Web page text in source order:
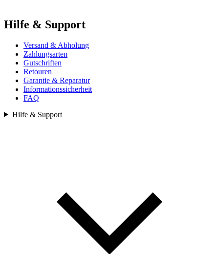
Hilfe & Support
Versand & Abholung
Zahlungsarten
Gutschriften
Retouren
Garantie & Reparatur
Informationssicherheit
FAQ
Hilfe & Support